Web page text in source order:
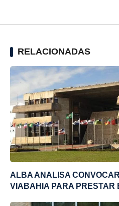
RELACIONADAS
ALBA ANALISA
VIABAHIA PARA PRESTAR